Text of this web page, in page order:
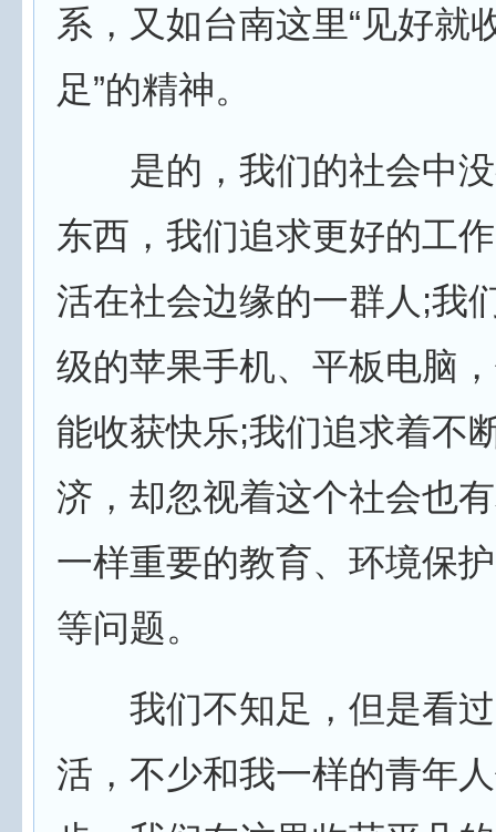
系，又如台南这里“见好就
足”的精神。
是的，我们的社会中没
东西，我们追求更好的工
活在社会边缘的一群人;我
级的苹果手机、平板电脑
能收获快乐;我们追求着不
济，却忽视着这个社会也
一样重要的教育、环境保
等问题。
我们不知足，但是看过
活，不少和我一样的青年